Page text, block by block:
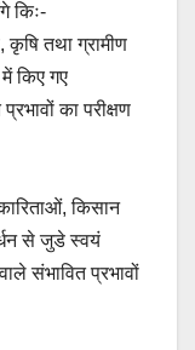
किः-
तथा ग्रामीण
में किए गए
का परीक्षण
किसान
से जुडे स्वयं
संभावित प्रभावों